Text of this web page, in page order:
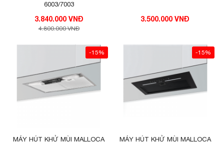
6003/7003
3.840.000 VNĐ
4.800.000 VNĐ
3.500.000 VNĐ
-15%
MÁY HÚT KHỬ MÙI MALLOCA
-15%
MÁY HÚT KHỬ MÙI MALLOCA